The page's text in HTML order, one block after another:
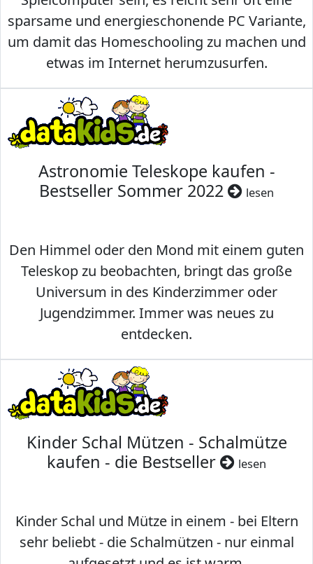
sparsame und energieschonende PC Variante,
um damit das Homeschooling zu machen und
etwas im Internet herumzusurfen.
Astronomie Teleskope kaufen -
Bestseller Sommer 2022
lesen
Den Himmel oder den Mond mit einem guten
Teleskop zu beobachten, bringt das große
Universum in des Kinderzimmer oder
Jugendzimmer. Immer was neues zu
entdecken.
Kinder Schal Mützen - Schalmütze
kaufen - die Bestseller
lesen
Kinder Schal und Mütze in einem - bei Eltern
sehr beliebt - die Schalmützen - nur einmal